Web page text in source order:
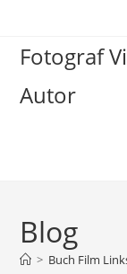
springen
Fotograf
Autor
Blog
> Buch Film